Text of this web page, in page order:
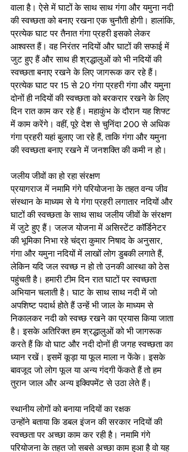
वाला है। ऐसे में घाटों के साथ साथ गंगा और यमुना नदी
की स्वच्छता को बनाए रखना एक चुनौती होगी। हालांकि,
प्रत्येक घाट पर तैनात गंगा प्रहरी इसको लेकर
आश्वस्त हैं। वह निरंतर नदियों और घाटों की सफाई में
जुट हुए हैं और साथ ही श्रद्धालुओं को भी नदियों की
स्वच्छता बनाए रखने के लिए जागरूक कर रहे हैं।
प्रत्येक घाट पर 15 से 20 गंगा प्रहरी गंगा और यमुना
दोनों ही नदियों की स्वच्छता को बरकरार रखने के लिए
दिन रात काम कर रहे हैं। महाकुंभ के दौरान यह शिफ्ट
में काम करेंगे। वहीं, पूरे देश से चुनिंदा 200 से अधिक
गंगा प्रहरी यहां बुलाए जा रहे हैं, ताकि गंगा और यमुना
की स्वच्छता बनाए रखने में जनशक्ति की कमी न हो।
जलीय जीवों का हो रहा संरक्षण
प्रयागराज में नमामि गंगे परियोजना के तहत वन्य जीव
संस्थान के माध्यम से ये गंगा प्रहरी लगातार नदियों और
घाटों की स्वच्छता के साथ साथ जलीय जीवों के संरक्षण
में जुटे हुए हैं। जलज योजना में असिस्टेंट कॉर्डिनेटर
की भूमिका निभा रहे चंद्रा कुमार निषाद के अनुसार,
गंगा और यमुना नदियों में लाखों लोग डुबकी लगाते हैं,
लेकिन यदि जल स्वच्छ न हो तो उनकी आस्था को ठेस
पहुंचती है। हमारी टीम दिन रात घाटों पर स्वच्छता
अभियान चलाती है। घाट के साथ साथ नदी में जो
अपशिष्ट पदार्थ होते हैं उन्हें भी जाल के माध्यम से
निकालकर नदी को स्वच्छ रखने का प्रयास किया जाता
है। इसके अतिरिक्त हम श्रद्धालुओं को भी जागरूक
करते हैं कि वो घाट और नदी दोनों ही जगह स्वच्छता का
ध्यान रखें। इसमें कूड़ा या फूल माला न फेंके। इसके
बावजूद जो लोग फूल या अन्य गंदगी फेंकते हैं तो हम
तुरान जाल और अन्य इक्विपमेंट से उठा लेते हैं।
स्थानीय लोगों को बनाया नदियों का रक्षक
उन्होंने बताया कि डबल इंजन की सरकार नदियों की
स्वच्छता पर अच्छा काम कर रही है। नमामि गंगे
परियोजना के तहत जो सबसे अच्छा काम हुआ है वो यह